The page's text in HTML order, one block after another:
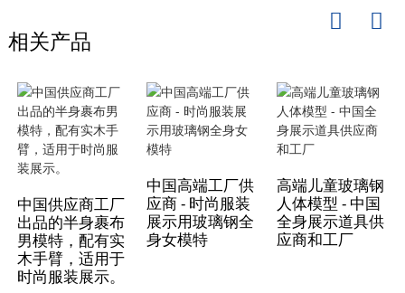
相关产品
中国供应商工厂
出品的半身裹布
男模特，配有实
木手臂，适用于
时尚服装展示。
中国高端工厂供
应商 - 时尚服装
展示用玻璃钢全
身女模特
高端儿童玻璃钢
人体模型 - 中国
全身展示道具供
应商和工厂